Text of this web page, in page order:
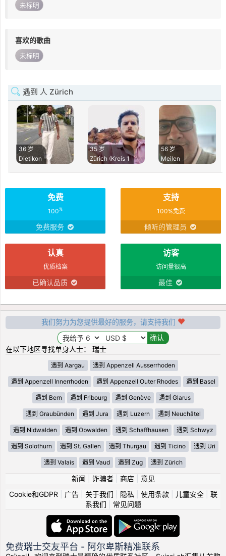
未标明
喜欢的歌曲
未标明
遇到 人 Zürich
36 岁
Dietikon
35 岁
Zürich (Kreis 1
56 岁
Meilen
免费
100%
免费服务
支持
100%免费
倾听的管理员
认真
优质档案
已确认品质
访客
访问量很高
最佳
我们努力为您提供最好的服务，请支持我们
在以下地区寻找单身人士： 瑞士
遇到 Aargau 遇到 Appenzell Ausserrhoden
遇到 Appenzell Innerrhoden 遇到 Appenzell Outer Rhodes 遇到 Basel
遇到 Bern 遇到 Fribourg 遇到 Genève 遇到 Glarus
遇到 Graubünden 遇到 Jura 遇到 Luzern 遇到 Neuchâtel
遇到 Nidwalden 遇到 Obwalden 遇到 Schaffhausen 遇到 Schwyz
遇到 Solothurn 遇到 St. Gallen 遇到 Thurgau 遇到 Ticino 遇到 Uri
遇到 Valais 遇到 Vaud 遇到 Zug 遇到 Zürich
新闻 诈骗者| 商店| 意见
Cookie和GDPR
广告| 关于我们 隐私 使用条款| 儿童安全| 联
系我们
常见问题
免费瑞士交友平台 - 阿尔卑斯精准联系